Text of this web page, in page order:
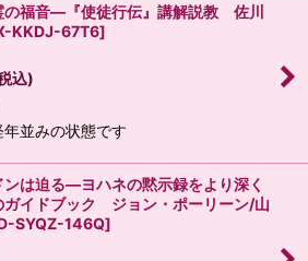
の福音―『使徒行伝』講解説教 佐川
KKDJ-67T6]
込)
並みの状態です
ンは迫る―ヨハネの黙示録をより深く
ガイドブック ジョン・ポーリーン/山
SYQZ-146Q]